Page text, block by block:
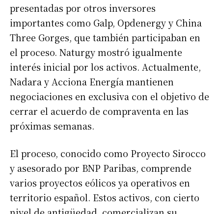
presentadas por otros inversores
importantes como Galp, Opdenergy y China
Three Gorges, que también participaban en
el proceso. Naturgy mostró igualmente
interés inicial por los activos. Actualmente,
Nadara y Acciona Energía mantienen
negociaciones en exclusiva con el objetivo de
cerrar el acuerdo de compraventa en las
próximas semanas.
El proceso, conocido como Proyecto Sirocco
y asesorado por BNP Paribas, comprende
varios proyectos eólicos ya operativos en
territorio español. Estos activos, con cierto